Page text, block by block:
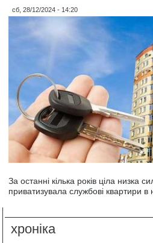
сб, 28/12/2024 - 14:20
За останні кілька років ціла низка
приватизувала службові квартири в
хроніка